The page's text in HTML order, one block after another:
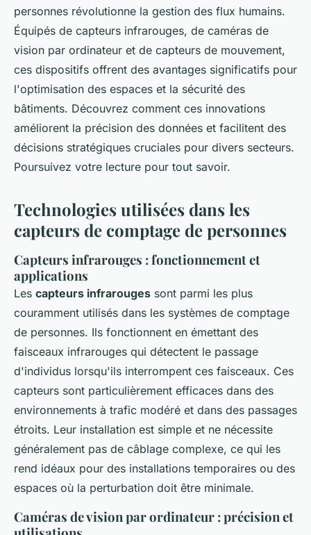
personnes révolutionne la gestion des flux humains.
Équipés de capteurs infrarouges, de caméras de
vision par ordinateur et de capteurs de mouvement,
ces dispositifs offrent des avantages significatifs pour
l'optimisation des espaces et la sécurité des
bâtiments. Découvrez comment ces innovations
améliorent la précision des données et facilitent des
décisions stratégiques cruciales pour divers secteurs.
Poursuivez votre lecture pour tout savoir.
Technologies utilisées dans les
capteurs de comptage de personnes
Capteurs infrarouges : fonctionnement et
applications
Les capteurs infrarouges sont parmi les plus
couramment utilisés dans les systèmes de comptage
de personnes. Ils fonctionnent en émettant des
faisceaux infrarouges qui détectent le passage
d'individus lorsqu'ils interrompent ces faisceaux. Ces
capteurs sont particulièrement efficaces dans des
environnements à trafic modéré et dans des passages
étroits. Leur installation est simple et ne nécessite
généralement pas de câblage complexe, ce qui les
rend idéaux pour des installations temporaires ou des
espaces où la perturbation doit être minimale.
Caméras de vision par ordinateur : précision et